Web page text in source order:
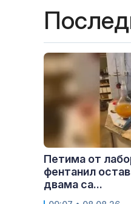
Петима от
фентанил
двама са...